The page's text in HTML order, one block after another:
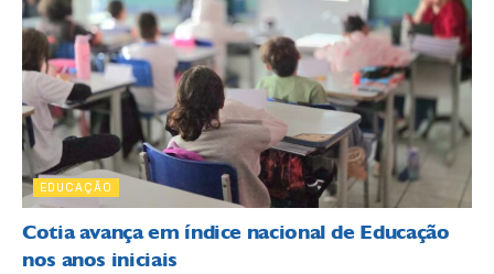
EDUCAÇÃO
Cotia avança em índice nacional de Educação
nos anos iniciais